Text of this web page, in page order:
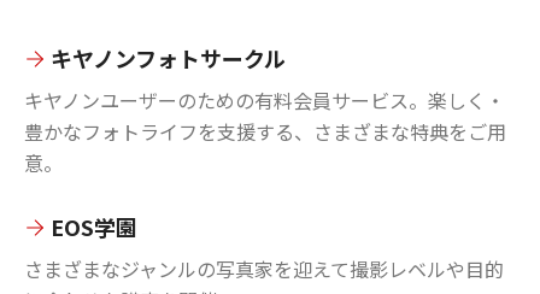
キヤノンフォトサークル
キヤノンユーザーのための有料会員サービス。楽しく・
豊かなフォトライフを支援する、さまざまな特典をご用
意。
EOS学園
さまざまなジャンルの写真家を迎えて撮影レベルや目的